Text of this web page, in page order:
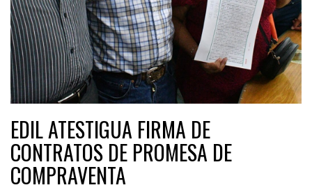
EDIL ATESTIGUA FIRMA DE
CONTRATOS DE PROMESA DE
COMPRAVENTA